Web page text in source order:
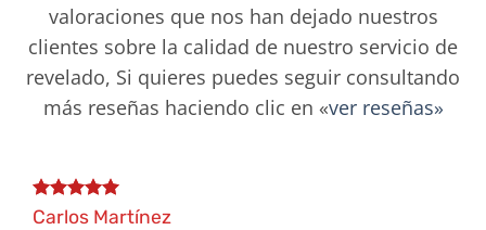
valoraciones que nos han dejado nuestros
clientes sobre la calidad de nuestro servicio de
revelado, Si quieres puedes seguir consultando
más reseñas haciendo clic en «ver reseñas»
Carlos Martínez